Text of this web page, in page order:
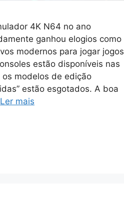
4K N64 no ano
ganhou elogios como
modernos para jogar jogos
estão disponíveis nas
modelos de edição
estão esgotados. A boa
Ler mais